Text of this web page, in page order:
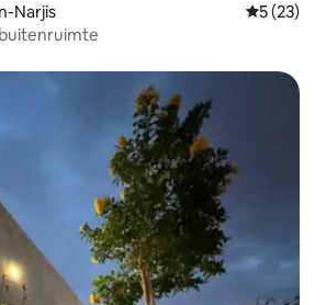
Narjis
5 (23)